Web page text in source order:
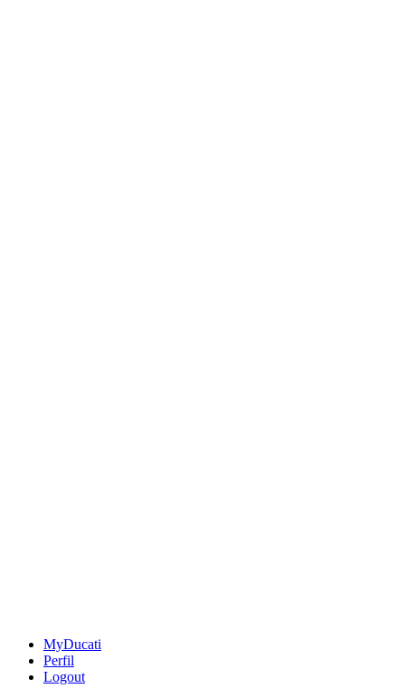
MyDucati
Perfil
Logout